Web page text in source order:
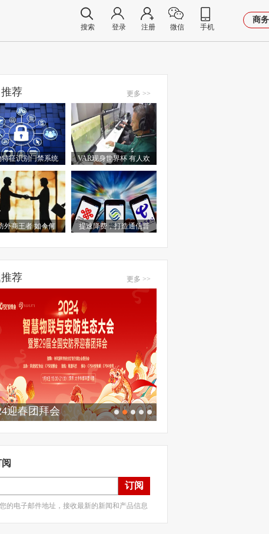
搜索 登录 注册 微信 手机
商
荐 更多 >>
特征识别门禁系统 VAR现身世界杯 有人欢
外商王者 如今何 提速降费，打造通信普
荐 更多 >>
迎春团拜会
订阅
的电子邮件地址，接收最新的新闻和产品信息